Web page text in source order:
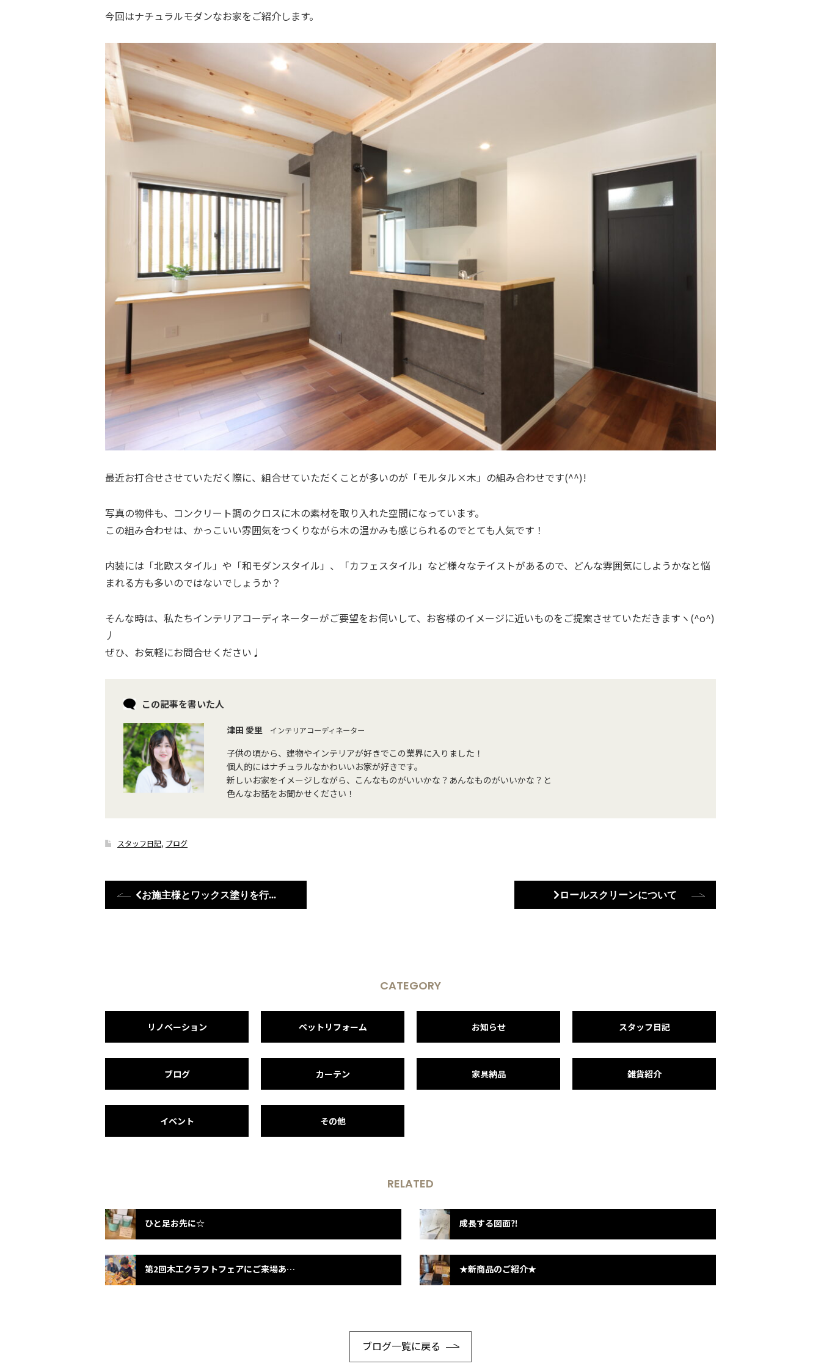
今回はナチュラルモダンなお家をご紹介します。
最近お打合せさせていただく際に、組合せていただくことが多いのが「モルタル×木」の組み合わせです(^^)!
写真の物件も、コンクリート調のクロスに木の素材を取り入れた空間になっています。
この組み合わせは、かっこいい雰囲気をつくりながら木の温かみも感じられるのでとても人気です！
内装には「北欧スタイル」や「和モダンスタイル」、「カフェスタイル」など様々なテイストがあるので、どんな雰囲気にしようかなと悩
まれる方も多いのではないでしょうか？
そんな時は、私たちインテリアコーディネーターがご要望をお伺いして、お客様のイメージに近いものをご提案させていただきますヽ(^o^)
丿
ぜひ、お気軽にお問合せください♩
この記事を書いた人
津田 愛里 インテリアコーディネーター
子供の頃から、建物やインテリアが好きでこの業界に入りました！
個人的にはナチュラルなかわいいお家が好きです。
新しいお家をイメージしながら、こんなものがいいかな？あんなものがいいかな？と
色んなお話をお聞かせください！
スタッフ日記, ブログ
お施主様とワックス塗りを行いました♪ ロールスクリーンについて
CATEGORY
リノベーション ペットリフォーム お知らせ スタッフ日記
ブログ カーテン 家具納品 雑貨紹介
イベント その他
RELATED
ひと足お先に☆ 成長する図面⁈
第2回木工クラフトフェアにご来場ありがとうございました ★新商品のご紹介★
ブログ一覧に戻る